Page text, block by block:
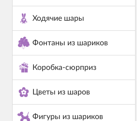
Ходячие шары
Фонтаны из шариков
Коробка-сюрприз
Цветы из шаров
Фигуры из шариков